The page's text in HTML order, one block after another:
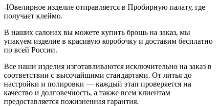
-Ювелирное изделие отправляется в Пробирную палату, где
получает клеймо.
В наших салонах вы можете купить брошь на заказ, мы
упакуем изделие в красивую коробочку и доставим бесплатно
по всей России.
Все наши изделия изготавливаются исключительно на заказ в
соответствии с высочайшими стандартами. От литья до
настройки и полировки — каждый этап проверяется на
качество и долговечность, а также всем клиентам
предоставляется пожизненная гарантия.